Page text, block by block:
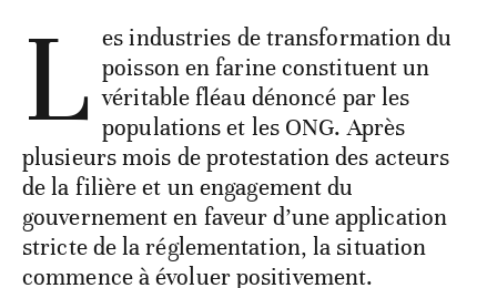
L es industries de transformation du
poisson en farine constituent un
véritable fléau dénoncé par les
populations et les ONG. Après
plusieurs mois de protestation des acteurs
de la filière et un engagement du
gouvernement en faveur d’une application
stricte de la réglementation, la situation
commence à évoluer positivement.